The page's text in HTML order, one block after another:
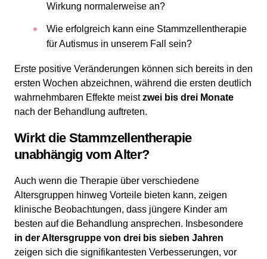
Wirkung normalerweise an?
Wie erfolgreich kann eine Stammzellentherapie
für Autismus in unserem Fall sein?
Erste positive Veränderungen können sich bereits in den
ersten Wochen abzeichnen, während die ersten deutlich
wahrnehmbaren Effekte meistzwei bis drei Monate
nach der Behandlung auftreten.
Wirkt die Stammzellentherapie
unabhängig vom Alter?
Auch wenn die Therapie über verschiedene
Altersgruppen hinweg Vorteile bieten kann, zeigen
klinische Beobachtungen, dass jüngere Kinder am
besten auf die Behandlung ansprechen. Insbesondere
in der Altersgruppe von drei bis sieben Jahren
zeigen sich die signifikantesten Verbesserungen, vor